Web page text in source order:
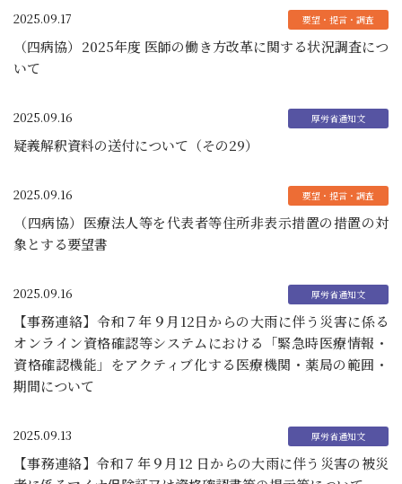
2025.09.17
（四病協）2025年度 医師の働き方改革に関する状況調査につ
いて
2025.09.16
疑義解釈資料の送付について（その29）
2025.09.16
（四病協）医療法人等を代表者等住所非表示措置の措置の対
象とする要望書
2025.09.16
【事務連絡】令和７年９月12日からの大雨に伴う災害に係る
オンライン資格確認等システムにおける「緊急時医療情報・
資格確認機能」をアクティブ化する医療機関・薬局の範囲・
期間について
2025.09.13
【事務連絡】令和７年９月12 日からの大雨に伴う災害の被災